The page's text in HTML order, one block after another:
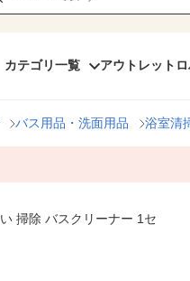
カテゴリ一覧 アウトレット
バス用品・洗面用品 浴室清